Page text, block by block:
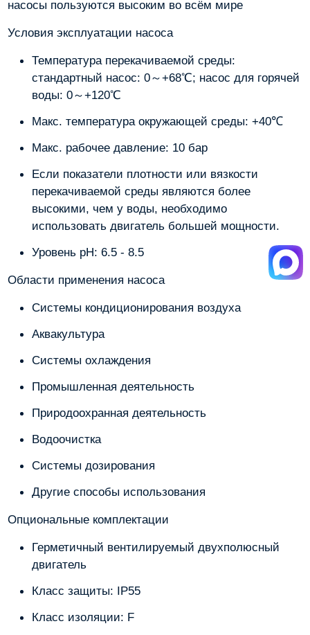
насосы пользуются высоким во всём мире
Условия эксплуатации насоса
Температура перекачиваемой среды:
стандартный насос: 0～+68℃; насос для горячей
воды: 0～+120℃
Макс. температура окружающей среды: +40℃
Макс. рабочее давление: 10 бар
Если показатели плотности или вязкости
перекачиваемой среды являются более
высокими, чем у воды, необходимо
использовать двигатель большей мощности.
Уровень pH: 6.5 - 8.5
Области применения насоса
Системы кондиционирования воздуха
Аквакультура
Системы охлаждения
Промышленная деятельность
Природоохранная деятельность
Водоочистка
Системы дозирования
Другие способы использования
Опциональные комплектации
Герметичный вентилируемый двухполюсный
двигатель
Класс защиты: IP55
Класс изоляции: F